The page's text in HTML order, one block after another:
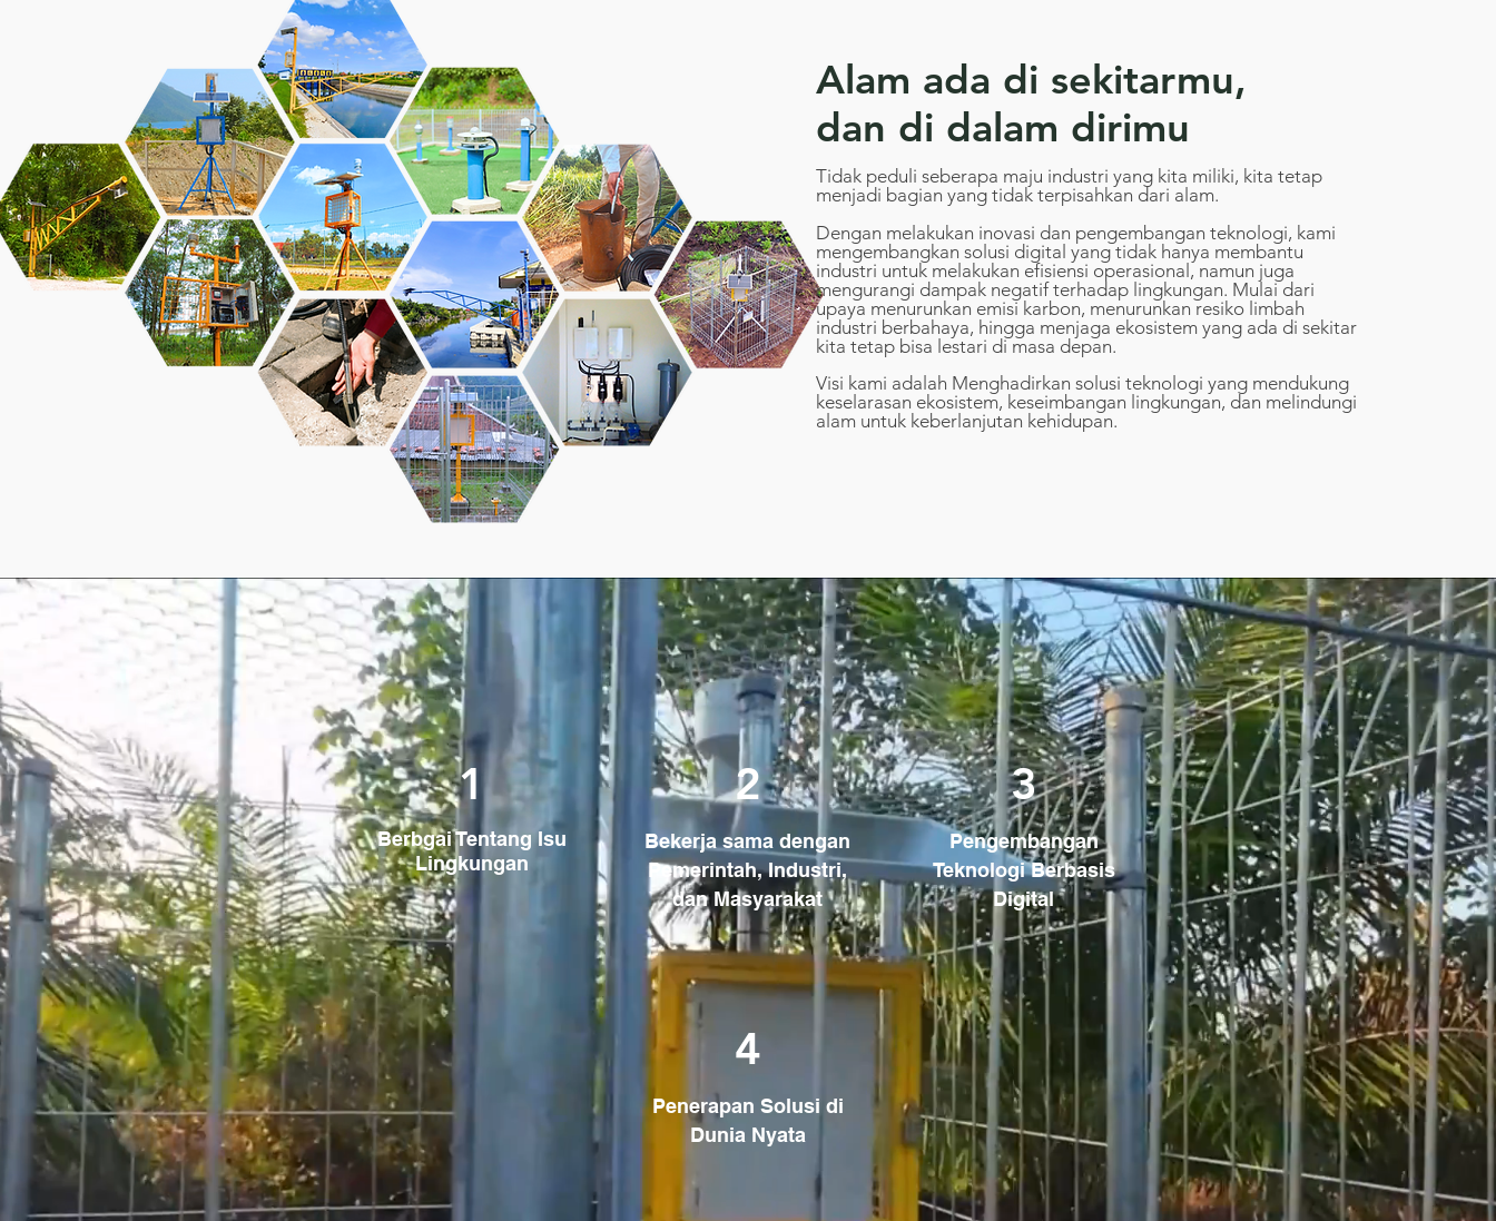
Alam ada di sekitarmu,
dan di dalam dirimu
Tidak peduli seberapa maju industri yang kita miliki, kita tetap
menjadi bagian yang tidak terpisahkan dari alam.
Dengan melakukan inovasi dan pengembangan teknologi, kami
mengembangkan solusi digital yang tidak hanya membantu
industri untuk melakukan efisiensi operasional, namun juga
mengurangi dampak negatif terhadap lingkungan. Mulai dari
upaya menurunkan emisi karbon, menurunkan resiko limbah
industri berbahaya, hingga menjaga ekosistem yang ada di sekitar
kita tetap bisa lestari di masa depan.
Visi kami adalah Menghadirkan solusi teknologi yang mendukung
keselarasan ekosistem, keseimbangan lingkungan, dan melindungi
alam untuk keberlanjutan kehidupan.
1
Berbgai Tentang Isu
Lingkungan
2
Bekerja sama dengan
Pemerintah, Industri,
dan Masyarakat
3
Pengembangan
Teknologi Berbasis
Digital
4
Penerapan Solusi di
Dunia Nyata